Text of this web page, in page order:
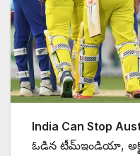
India Can Stop
ఓడిన టీమ్‌ఇండియా,